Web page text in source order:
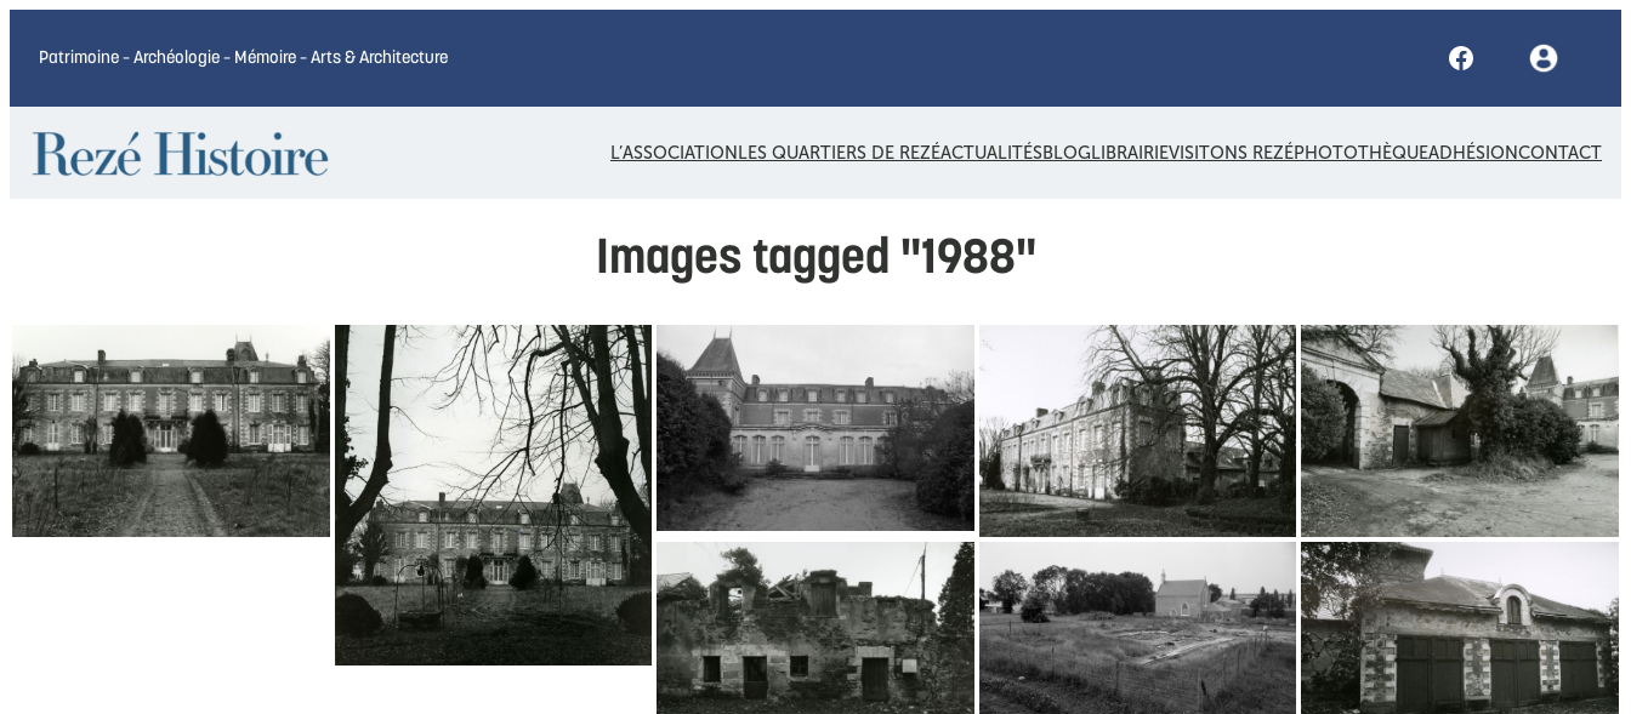
Patrimoine – Archéologie – Mémoire – Arts & Architecture Facebook
L’ASSOCIATIONLES QUARTIERS DE REZÉACTUALITÉSBLOGLIBRAIRIEVISITONS REZÉPHOTOTHÈQUEADHÉSIONCONTACT
Images tagged "1988"